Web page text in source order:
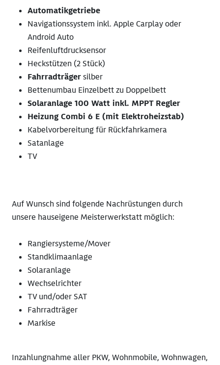
Automatikgetriebe
Navigationssystem inkl. Apple Carplay oder
Android Auto
Reifenluftdrucksensor
Heckstützen (2 Stück)
Fahrradträgersilber
Bettenumbau Einzelbett zu Doppelbett
Solaranlage 100 Watt inkl. MPPT Regler
Heizung Combi 6 E (mit Elektroheizstab)
Kabelvorbereitung für Rückfahrkamera
Satanlage
TV
Auf Wunsch sind folgende Nachrüstungen durch
unsere hauseigene Meisterwerkstatt möglich:
Rangiersysteme/Mover
Standklimaanlage
Solaranlage
Wechselrichter
TV und/oder SAT
Fahrradträger
Markise
Inzahlungnahme aller PKW, Wohnmobile, Wohnwagen,